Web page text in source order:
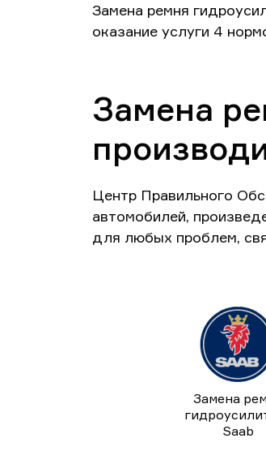
Замена ремня
оказание услуги 4
Замена
Центр Правильного
автомобилей,
для любых проблем,
Замена
Saab